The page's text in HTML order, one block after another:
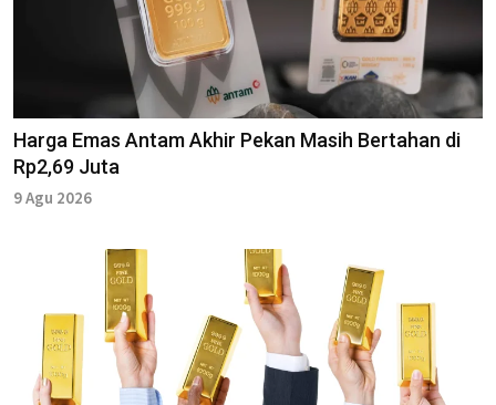
Harga Emas Antam Akhir Pekan Masih Bertahan di
Rp2,69 Juta
9 Agu 2026